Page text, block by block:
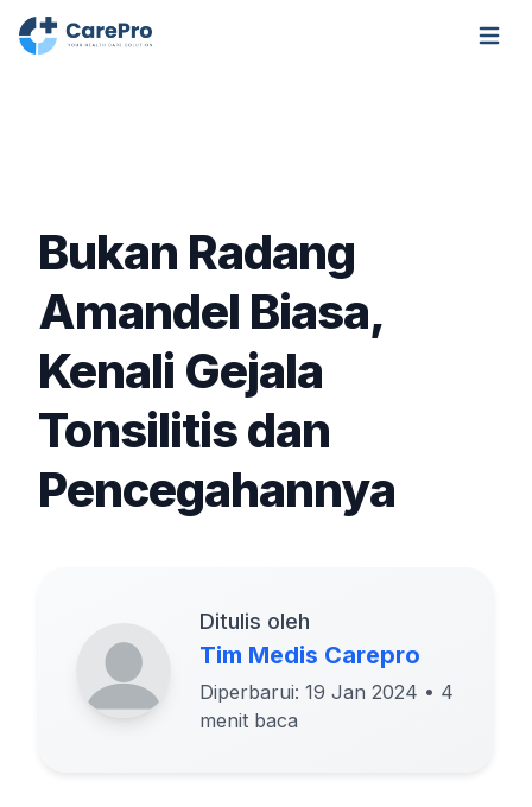
Open
Bukan Radang
Amandel Biasa,
Kenali Gejala
Tonsilitis dan
Pencegahannya
Ditulis oleh
Tim Medis Carepro
Diperbarui: 19 Jan 2024 • 4
menit baca